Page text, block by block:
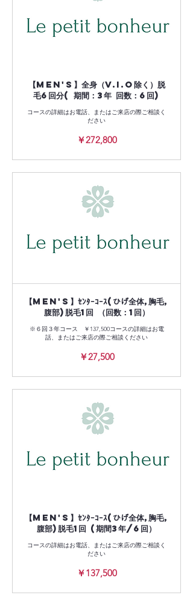
【Men's】全身（V.I.O除く）脱
毛6回分( 期間：3年 回数：6回)
コースの詳細はお電話、またはご来店の際ご相談く
ださい
￥272,800
【Men's】ｾﾝﾀｰｺｰｽ(ひげ全体,胸毛,
腹部)脱毛1回 （回数：1回）
※６回３年コース ￥137,500コースの詳細はお電
話、またはご来店の際ご相談ください
￥27,500
【Men's】ｾﾝﾀｰｺｰｽ(ひげ全体,胸毛,
腹部)脱毛1回 (期間3年/6回）
コースの詳細はお電話、またはご来店の際ご相談く
ださい
￥137,500